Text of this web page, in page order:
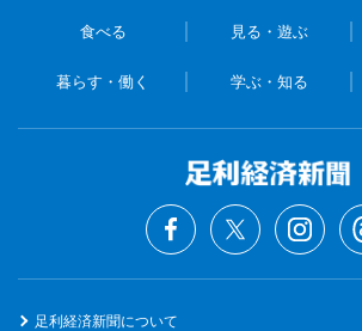
食べる 見る・遊ぶ
暮らす・働く 学ぶ・知る
足利経済新聞について